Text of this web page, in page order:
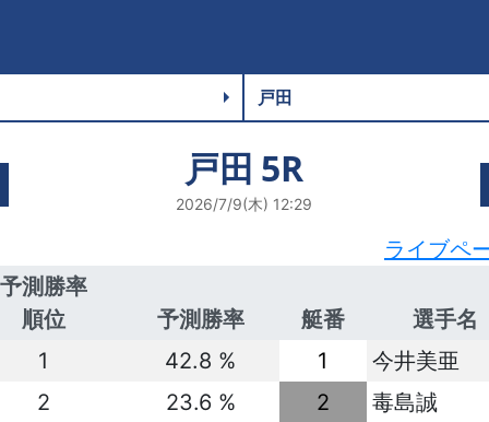
戸田 5R
2026/7/9(木) 12:29
ライブペ
予測勝率
順位
予測勝率 艇番
選手名
1
42.8 % 1
今井美亜
2
23.6 % 2
毒島誠